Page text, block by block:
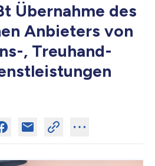
Übernahme des
Anbieters von
, Treuhand-